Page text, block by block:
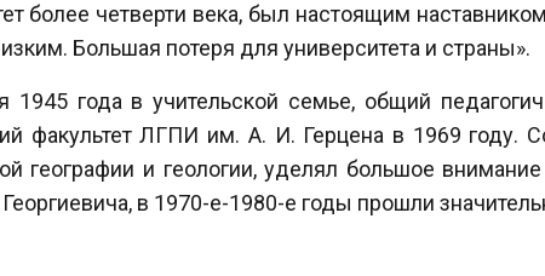
более четверти века, был настоящим
Большая потеря для университета и страны».
1945 года в учительской семье, общий
факультет ЛГПИ им. А. И. Герцена в 1969 году.
географии и геологии, уделял большое
в 1970-е-1980-е годы прошли